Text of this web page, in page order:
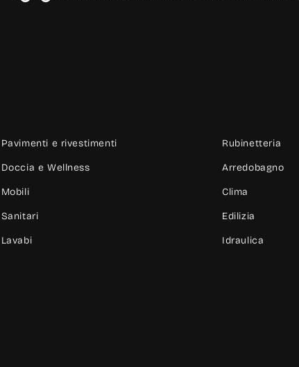
Pavimenti e rivestimenti
Doccia e Wellness
Mobili
Sanitari
Lavabi
Rubinetteria
Arredobagno
Clima
Edilizia
Idraulica